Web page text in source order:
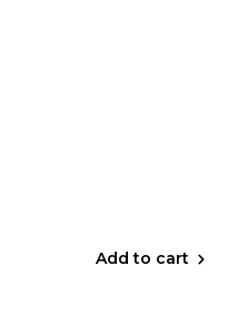
Add to cart